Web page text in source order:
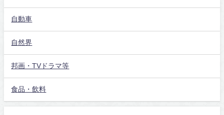
自動車
自然界
邦画・TVドラマ等
食品・飲料